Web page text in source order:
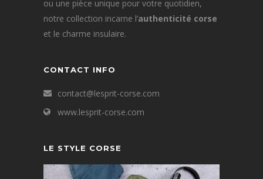
ou une pièce unique pour votre quotidien,
notre collection incarne l’authenticité corse
et le charme insulaire.
CONTACT INFO
contact@lesprit-corse.com
www.lesprit-corse.com
LE STYLE CORSE